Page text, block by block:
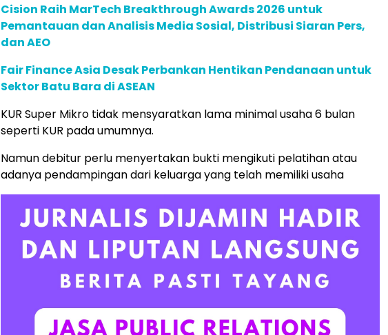
Cision Raih MarTech Breakthrough Awards 2026 untuk
Pemantauan dan Analisis Media Sosial, Distribusi Siaran Pers,
dan AEO
Fair Finance Asia Desak Perbankan Hentikan Pendanaan untuk
Sektor Batu Bara di ASEAN
KUR Super Mikro tidak mensyaratkan lama minimal usaha 6 bulan
seperti KUR pada umumnya.
Namun debitur perlu menyertakan bukti mengikuti pelatihan atau
adanya pendampingan dari keluarga yang telah memiliki usaha